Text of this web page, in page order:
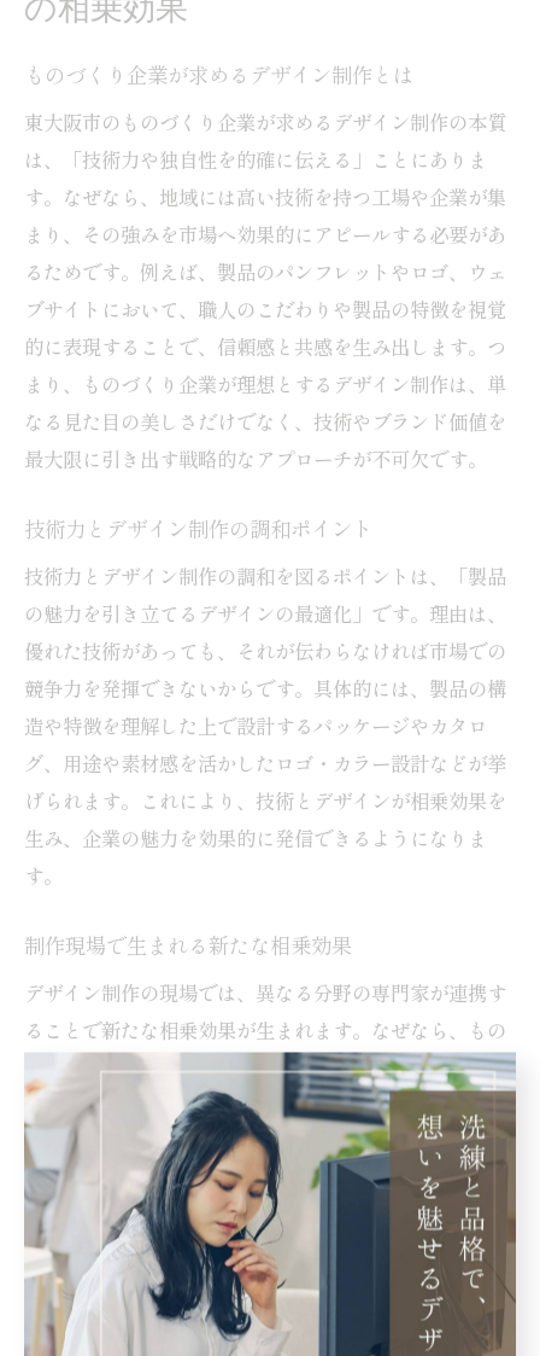
ものづくり企業が求めるデザイン制作とは
東大阪市のものづくり企業が求めるデザイン制作の本質
は、「技術力や独自性を的確に伝える」ことにありま
す。なぜなら、地域には高い技術を持つ工場や企業が集
まり、その強みを市場へ効果的にアピールする必要があ
るためです。例えば、製品のパンフレットやロゴ、ウェ
ブサイトにおいて、職人のこだわりや製品の特徴を視覚
的に表現することで、信頼感と共感を生み出します。つ
まり、ものづくり企業が理想とするデザイン制作は、単
なる見た目の美しさだけでなく、技術やブランド価値を
最大限に引き出す戦略的なアプローチが不可欠です。
技術力とデザイン制作の調和ポイント
技術力とデザイン制作の調和を図るポイントは、「製品
の魅力を引き立てるデザインの最適化」です。理由は、
優れた技術があっても、それが伝わらなければ市場での
競争力を発揮できないからです。具体的には、製品の構
造や特徴を理解した上で設計するパッケージやカタロ
グ、用途や素材感を活かしたロゴ・カラー設計などが挙
げられます。これにより、技術とデザインが相乗効果を
生み、企業の魅力を効果的に発信できるようになりま
す。
制作現場で生まれる新たな相乗効果
デザイン制作の現場では、異なる分野の専門家が連携す
ることで新たな相乗効果が生まれます。なぜなら、もの
づくりの知見とクリエイティブな発想が融合し、従来に
ない価値を創出できるからです。例えば、現場の技術者
とデザイナーが協働し、試作品づくりからプロモーショ
ン素材まで一貫して制作することで、一体感のあるブラ
ンディングが実現します。このような連携体制は、東大
阪市ならではの地域力を活かしたアプローチといえるで
しょう。